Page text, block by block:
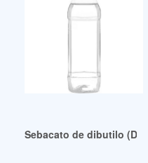
Sebacato de dibutilo